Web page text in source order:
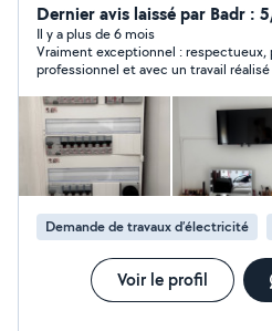
aménagement d'espaces,
clôtures et structures. Électricité, plomberie,
installations, montage de
selon les besoins du projet. Fabrication sur-mesure en
acier, inox et bois : portails,
aménagements personnalisés.
Dernier avis laissé par Badr :
Il y a plus de 6 mois
Vraiment exceptionnel :
professionnel et avec un travail
fluides, clairs et agréables. Il a pris le
étape, ce qui met vraiment en
travail propre et impeccable.
sérieuse et humaine, comme on
souvent. Je recommande les yeux
Demande de travaux d’électricité
Voir le profil